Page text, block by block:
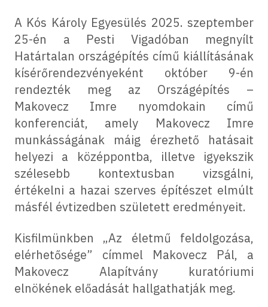
A Kós Károly Egyesülés 2025. szeptember
25-én a Pesti Vigadóban megnyílt
Határtalan országépítés című kiállításának
kísérőrendezvényeként október 9-én
rendezték meg az Országépítés –
Makovecz Imre nyomdokain című
konferenciát, amely Makovecz Imre
munkásságának máig érezhető hatásait
helyezi a középpontba, illetve igyekszik
szélesebb kontextusban vizsgálni,
értékelni a hazai szerves építészet elmúlt
másfél évtizedben született eredményeit.
Kisfilmünkben „Az életmű feldolgozása,
elérhetősége” címmel Makovecz Pál, a
Makovecz Alapítvány kuratóriumi
elnökének előadását hallgathatják meg.